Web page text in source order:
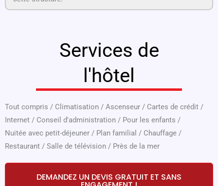
Services de
l'hôtel
Tout compris / Climatisation / Ascenseur / Cartes de crédit /
Internet / Conseil d'administration / Pour les enfants /
Nuitée avec petit-déjeuner / Plan familial / Chauffage /
Restaurant / Salle de télévision / Près de la mer
DEMANDEZ UN DEVIS GRATUIT ET SANS